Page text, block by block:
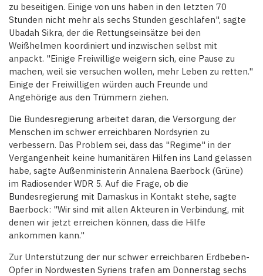
zu beseitigen. Einige von uns haben in den letzten 70
Stunden nicht mehr als sechs Stunden geschlafen", sagte
Ubadah Sikra, der die Rettungseinsätze bei den
Weißhelmen koordiniert und inzwischen selbst mit
anpackt. "Einige Freiwillige weigern sich, eine Pause zu
machen, weil sie versuchen wollen, mehr Leben zu retten."
Einige der Freiwilligen würden auch Freunde und
Angehörige aus den Trümmern ziehen.
Die Bundesregierung arbeitet daran, die Versorgung der
Menschen im schwer erreichbaren Nordsyrien zu
verbessern. Das Problem sei, dass das "Regime" in der
Vergangenheit keine humanitären Hilfen ins Land gelassen
habe, sagte Außenministerin Annalena Baerbock (Grüne)
im Radiosender WDR 5. Auf die Frage, ob die
Bundesregierung mit Damaskus in Kontakt stehe, sagte
Baerbock: "Wir sind mit allen Akteuren in Verbindung, mit
denen wir jetzt erreichen können, dass die Hilfe
ankommen kann."
Zur Unterstützung der nur schwer erreichbaren Erdbeben-
Opfer in Nordwesten Syriens trafen am Donnerstag sechs